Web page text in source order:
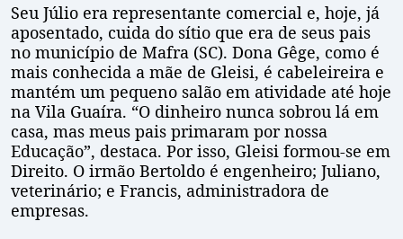
Seu Júlio era representante comercial e, hoje, já
aposentado, cuida do sítio que era de seus pais
no município de Mafra (SC). Dona Gêge, como é
mais conhecida a mãe de Gleisi, é cabeleireira e
mantém um pequeno salão em atividade até hoje
na Vila Guaíra. “O dinheiro nunca sobrou lá em
casa, mas meus pais primaram por nossa
Educação”, destaca. Por isso, Gleisi formou-se em
Direito. O irmão Bertoldo é engenheiro; Juliano,
veterinário; e Francis, administradora de
empresas.